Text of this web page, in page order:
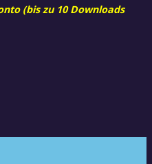
(bis zu 10 Downloads